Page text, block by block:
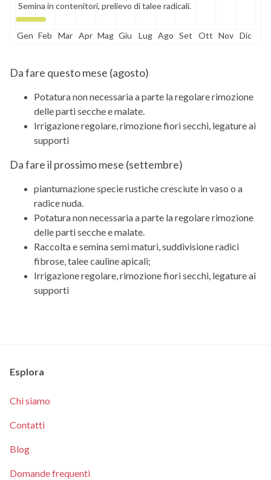
Semina in contenitori, prelievo di talee radicali.
Gen Feb Mar Apr Mag Giu Lug Ago Set Ott Nov Dic
Da fare questo mese (agosto)
Potatura non necessaria a parte la regolare rimozione
delle parti secche e malate.
Irrigazione regolare, rimozione fiori secchi, legature ai
supporti
Da fare il prossimo mese (settembre)
piantumazione specie rustiche cresciute in vaso o a
radice nuda.
Potatura non necessaria a parte la regolare rimozione
delle parti secche e malate.
Raccolta e semina semi maturi, suddivisione radici
fibrose, talee cauline apicali;
Irrigazione regolare, rimozione fiori secchi, legature ai
supporti
Esplora
Chi siamo
Contatti
Blog
Domande frequenti